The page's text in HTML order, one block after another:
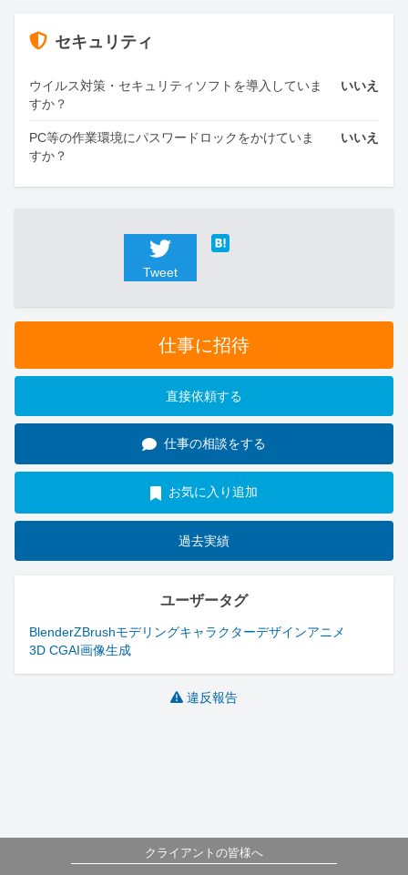
セキュリティ
ウイルス対策・セキュリティソフトを導入していま
すか？
いいえ
PC等の作業環境にパスワードロックをかけていま
すか？
いいえ
Tweet
仕事に招待
直接依頼する
仕事の相談をする
お気に入り追加
過去実績
ユーザータグ
BlenderZBrushモデリングキャラクターデザインアニメ
3D CGAI画像生成
違反報告
クライアントの皆様へ